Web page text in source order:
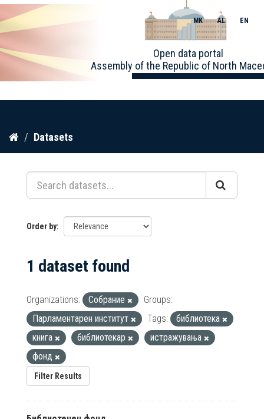
Skip
content
Open data portal
Assembly of the Republic of North
MK AL EN
Datasets
Order by
1 dataset found
Organizations: Собрание
Groups:
Парламентарен институт
Tags:
библиотека
книга
библиотекар
истражувања
фонд
Filter Results